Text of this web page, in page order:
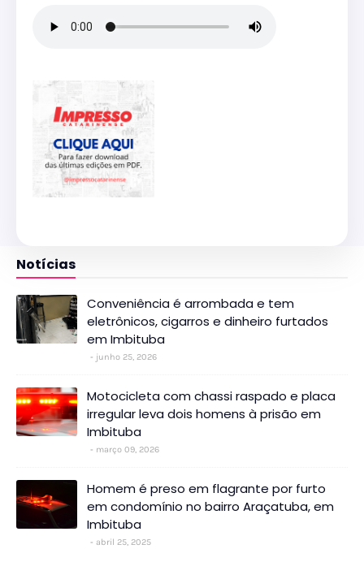
Notícias
Conveniência é arrombada e tem
eletrônicos, cigarros e dinheiro furtados
em Imbituba
junho 25, 2026
Motocicleta com chassi raspado e placa
irregular leva dois homens à prisão em
Imbituba
março 09, 2026
Homem é preso em flagrante por furto
em condomínio no bairro Araçatuba, em
Imbituba
abril 25, 2025